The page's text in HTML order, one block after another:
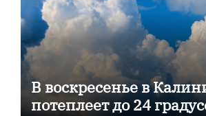
В воскресенье в
потеплеет до 24